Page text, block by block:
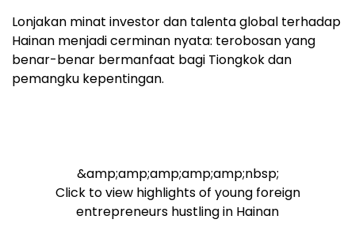
Lonjakan minat investor dan talenta global terhadap
Hainan menjadi cerminan nyata: terobosan yang
benar-benar bermanfaat bagi Tiongkok dan
pemangku kepentingan.
&amp;amp;amp;amp;amp;nbsp;
Click to view highlights of young foreign
entrepreneurs hustling in Hainan